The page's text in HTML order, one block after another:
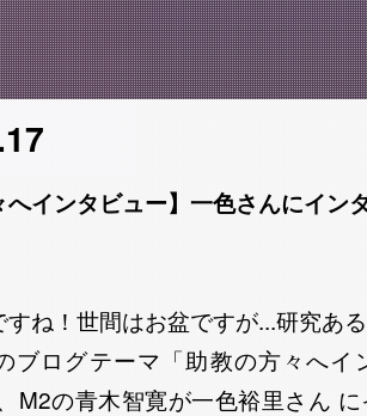
へインタビュー】一色さんにイン
すね！世間はお盆ですが...研究あ
ブログテーマ「助教の方々へイ
M2の青木智寛が一色裕里さん